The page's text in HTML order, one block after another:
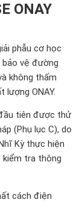
ONAY
phẫu cơ học
vệ đường
không thấm
ONAY.
tiên được thử
(Phụ lục C), do
Kỳ thực hiện
kiểm tra thông
cách điện